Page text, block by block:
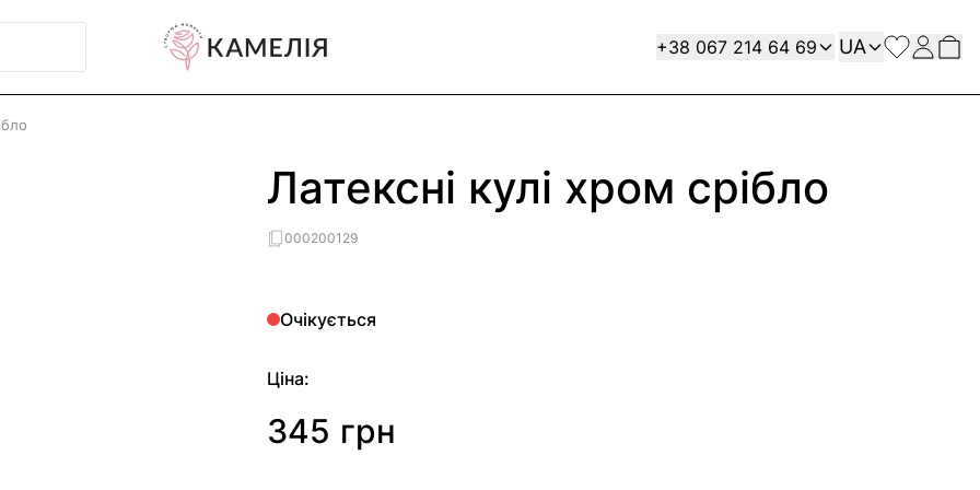
Contact
+38 067 214 64 69 Мова
UA
Латексні кулі хром срібло
000200129
Очікується
Ціна:
345 грн